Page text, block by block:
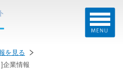
を見る
企業情報